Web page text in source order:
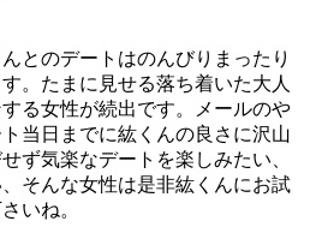
とのデートはのんびりまったり
。たまに見せる落ち着いた大人
る女性が続出です。メールのや
当日までに紘くんの良さに沢山
ず気楽なデートを楽しみたい、
そんな女性は是非紘くんにお試
いね。